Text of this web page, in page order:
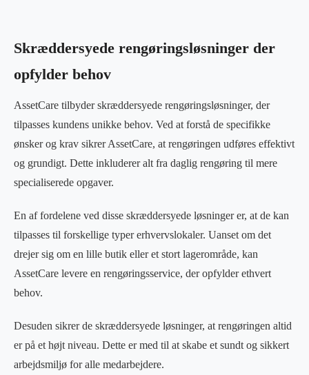
Skræddersyede rengøringsløsninger der
opfylder behov
AssetCare tilbyder skræddersyede rengøringsløsninger, der
tilpasses kundens unikke behov. Ved at forstå de specifikke
ønsker og krav sikrer AssetCare, at rengøringen udføres effektivt
og grundigt. Dette inkluderer alt fra daglig rengøring til mere
specialiserede opgaver.
En af fordelene ved disse skræddersyede løsninger er, at de kan
tilpasses til forskellige typer erhvervslokaler. Uanset om det
drejer sig om en lille butik eller et stort lagerområde, kan
AssetCare levere en rengøringsservice, der opfylder ethvert
behov.
Desuden sikrer de skræddersyede løsninger, at rengøringen altid
er på et højt niveau. Dette er med til at skabe et sundt og sikkert
arbejdsmiljø for alle medarbejdere.